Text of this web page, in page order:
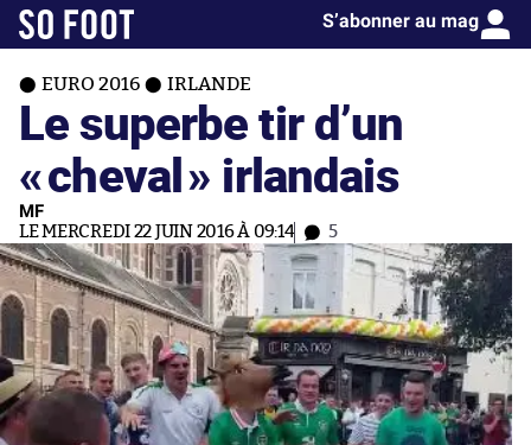
S’abonner au mag
EURO 2016 IRLANDE
Le superbe tir d’un
«cheval» irlandais
MF
LE MERCREDI 22 JUIN 2016 À 09:14 5